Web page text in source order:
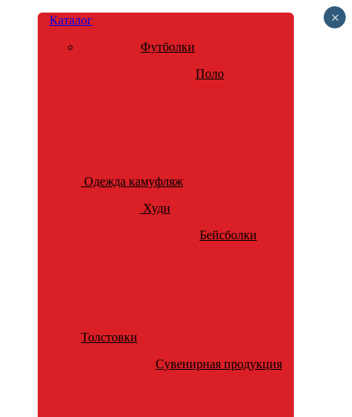
Каталог
Футболки
Поло
Одежда камуфляж
Худи
Бейсболки
Толстовки
Сувенирная продукция
×